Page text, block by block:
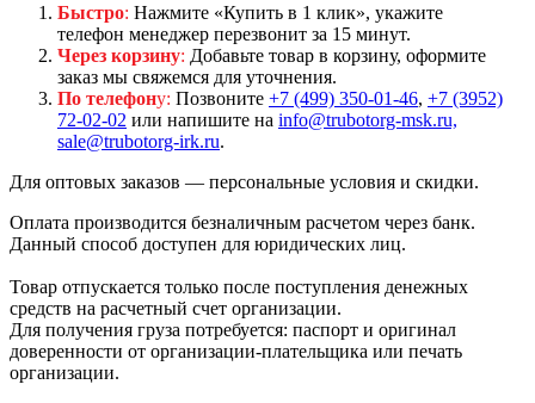
Быстро: Нажмите «Купить в 1 клик», укажите
телефон менеджер перезвонит за 15 минут.
Через корзину: Добавьте товар в корзину, оформите
заказ мы свяжемся для уточнения.
По телефону: Позвоните +7 (499) 350-01-46, +7 (3952)
72-02-02 или напишите на info@trubotorg-msk.ru,
sale@trubotorg-irk.ru.
Для оптовых заказов — персональные условия и скидки.
Оплата производится безналичным расчетом через банк.
Данный способ доступен для юридических лиц.
Товар отпускается только после поступления денежных
средств на расчетный счет организации.
Для получения груза потребуется: паспорт и оригинал
доверенности от организации-плательщика или печать
организации.